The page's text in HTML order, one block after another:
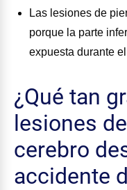
Las lesiones de
porque la parte
expuesta durante
¿Qué tan
lesiones
cerebro
accidente